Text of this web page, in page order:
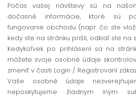
Počas vašej návštevy sú na
dočasné informácie, ktoré sú
fungovanie obchodu (napr. čo ste
kedy ste na stránku prišli, odkiaľ ste na
Kedykoľvek po prihlásení sa na
môžete svoje osobné údaje
zmeniť v časti Login / Registrovaní
Vaše osobné údaje
neposkytujeme žiadnym iným